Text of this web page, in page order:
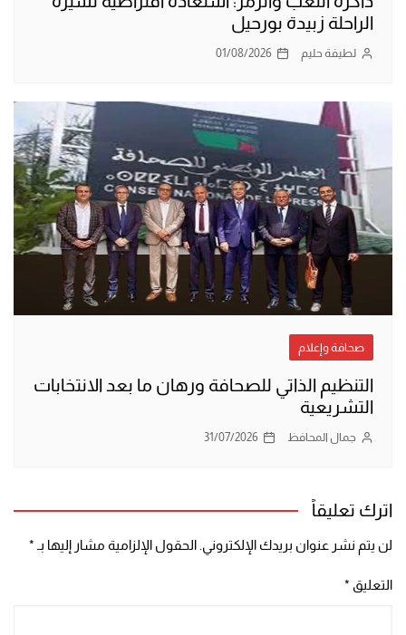
الراحلة زبيدة بورحيل
لطيفة حليم 01/08/2026
صحافة وإعلام
التنظيم الذاتي للصحافة ورهان ما بعد الانتخابات
التشريعية
جمال المحافظ 31/07/2026
اترك تعليقاً
لن يتم نشر عنوان بريدك الإلكتروني. الحقول الإلزامية مشار إليها بـ *
التعليق *